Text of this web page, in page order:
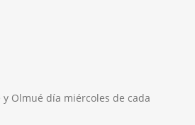
y Olmué día miércoles de cada